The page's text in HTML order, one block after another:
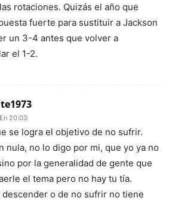
rotaciones. Quizás el año que
fuerte para sustituir a Jackson
un 3-4 antes que volver a
el 1-2.
20:03
se logra el objetivo de no sufrir.
nula, no lo digo por mi, que yo ya no
por la generalidad de gente que
el tema pero no hay tu tía.
descender o de no sufrir no tiene